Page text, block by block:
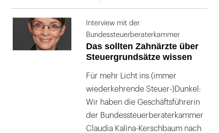
Interview mit der
Bundessteuerberaterkammer
Das sollten Zahnärzte über
Steuergrundsätze wissen
Für mehr Licht ins (immer
wiederkehrende Steuer-)Dunkel:
Wir haben die Geschäftsführerin
der Bundessteuerberaterkammer
Claudia Kalina-Kerschbaum nach